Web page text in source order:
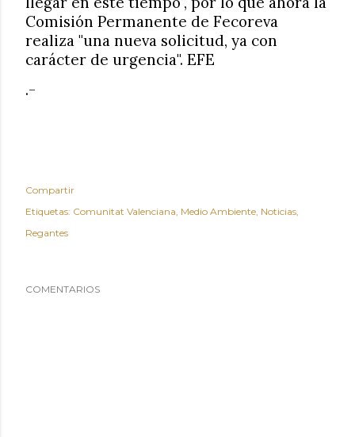
Comisión Permanente de Fecoreva
realiza "una nueva solicitud, ya con
carácter de urgencia". EFE
.-
Compartir
Etiquetas: Comunitat Valenciana Medio Ambiente Noticias
Regantes
COMENTARIOS